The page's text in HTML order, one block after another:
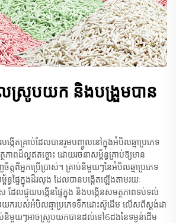
ែលស្រូបយក និងបង្រួមបាន
ង្កើតគ្រាប់ដែលបានរួមបញ្ចូលនៅក្នុងអំបិលឆ្មាប្រភេទ
ាពដ៏ល្អឥតខ្ចោះ ដោយរចនាសម្ព័ន្ធគ្រាប់ឱ្យមាន
ត្តពីអ្នកប្រើប្រាស់។ គ្រាប់នីមួយៗនៃអំបិលឆ្មាប្រភេទ
ធផ្ទៃក្នុងដ៏រលុង ដែលបានបង្កើតឡើងតាមរយៈ
ដែលជួយបង្កើនផ្ទៃក្នុង និងបង្កើនសមត្ថភាពទប់ទល់
បយករបស់អំបិលឆ្មាប្រភេទទឹកដោះស៊ូដើម លើសពីស្តង់ដា
នីមួយៗអាចស្រូបយកបានដល់ទៅ​6ដង​នៃ​ទម្ងន់ដើម​